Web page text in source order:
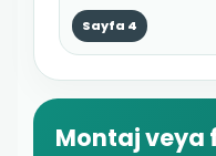
Sayfa 4
Montaj veya